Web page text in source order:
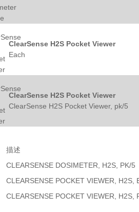
ClearSense H2S Pocket Viewer
Each
ClearSense H2S Pocket Viewer
ClearSense H2S Pocket Viewer, pk/5
描述
CLEARSENSE DOSIMETER, H2S, PK/5
CLEARSENSE POCKET VIEWER, H2S,
CLEARSENSE POCKET VIEWER, H2S,